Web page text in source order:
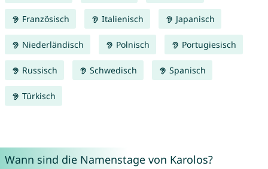
Französisch Italienisch Japanisch
Niederländisch Polnisch Portugiesisch
Russisch Schwedisch Spanisch
Türkisch
Wann sind die Namenstage von Karolos?